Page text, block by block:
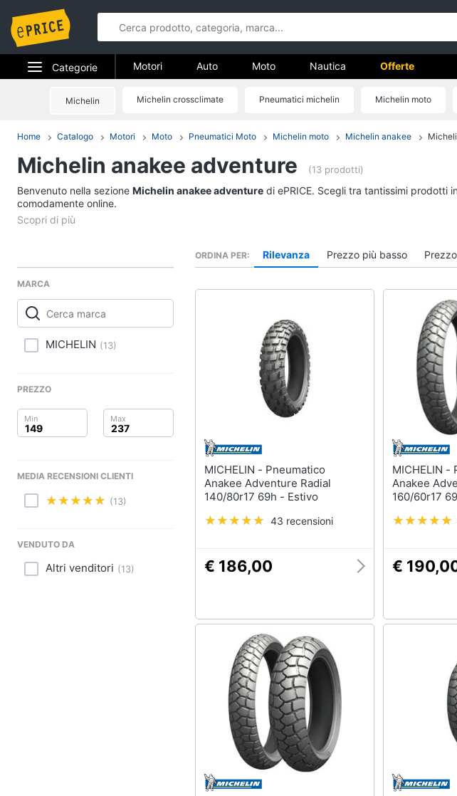
Categorie
Elettrodomestici
Telefonia
Tv e Home Cinema
Smart home
Clima
Arredo
Salute e igiene
Giocattoli
Fotografia
Casalinghi
Motori
Auto
Pneumatici
Vedi tutti
Moto
Vedi tutti
Motori Auto Moto Nautica Offerte
Michelin Michelin crossclimate Pneumatici michelin Michelin moto
Michelin anakee
Home Catalogo Motori Moto Pneumatici Moto Michelin moto Michelin anakee
Michelin anakee adventure (13 prodotti)
Benvenuto nella sezione Michelin anakee adventure di ePRICE. Scegli tra tantissimi prodotti
comodamente online.
MARCA
MICHELIN (13)
PREZZO
MEDIA RECENSIONI CLIENTI
(13)
VENDUTO DA
Altri venditori (13)
ORDINA PER Rilevanza Prezzo più basso
MICHELIN - Pneumatico
Anakee Adventure Radial
140/80r17 69h - Estivo
43 recensioni
€ 186,00
MICHELIN - Pneumatico
Anakee
160/60r17
€